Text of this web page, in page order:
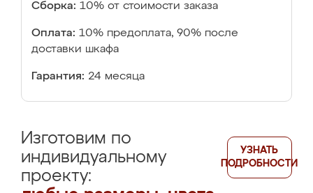
Сборка: 10% от стоимости заказа
Оплата: 10% предоплата, 90% после
доставки шкафа
Гарантия: 24 месяца
Изготовим по
индивидуальному
проекту:
УЗНАТЬ
ПОДРОБНОСТИ